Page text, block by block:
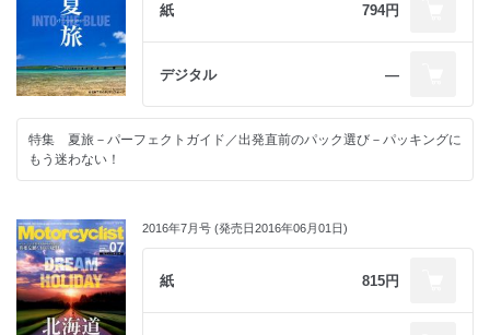
紙 794円
デジタル ―
特集 夏旅－パーフェクトガイド／出発直前のパック選び－パッキングに
もう迷わない！
2016年7月号 (発売日2016年06月01日)
紙 815円